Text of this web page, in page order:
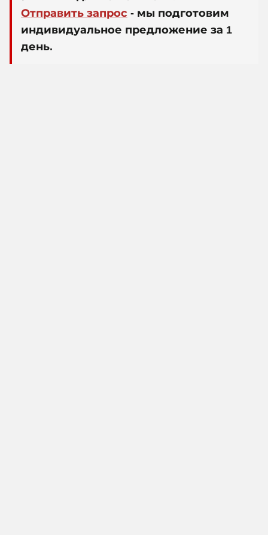
Отправить запрос - мы подготовим
индивидуальное предложение за 1
день.